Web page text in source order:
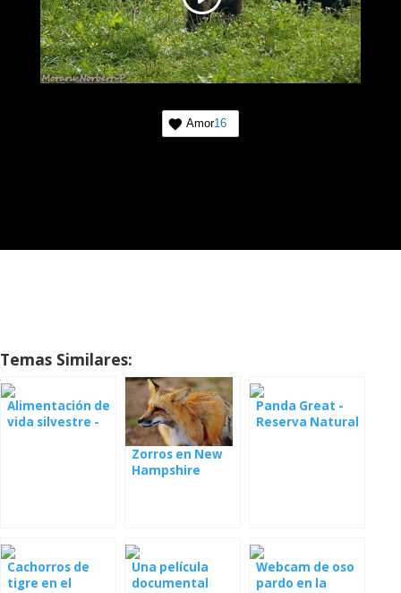
Amor16
Temas Similares:
Alimentación de
vida silvestre -
Zorros en New
Hampshire
Panda Great -
Reserva Natural
Cachorros de
tigre en el
Una película
documental
Webcam de oso
pardo en la